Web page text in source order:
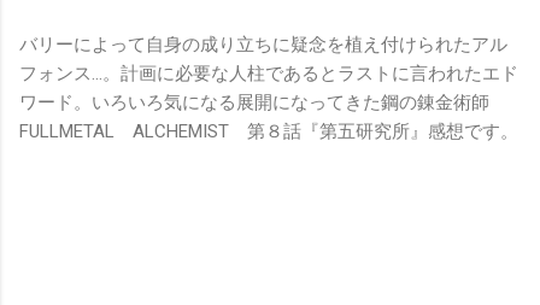
バリーによって自身の成り立ちに疑念を植え付けられたアル
フォンス…。計画に必要な人柱であるとラストに言われたエド
ワード。いろいろ気になる展開になってきた鋼の錬金術師
FULLMETAL ALCHEMIST 第８話『第五研究所』感想です。